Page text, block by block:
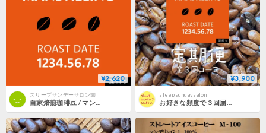
¥2,620
スリープサンデーサロン卸
自家焙煎珈琲豆 / マンデリン500g深煎り
¥3,900
sleepsundaysalon
お好きな頻度で３回届く定期便 / マンデリン(200g×3)深煎り